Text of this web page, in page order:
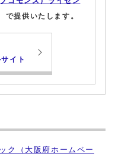
で提供いたします。
イト
ク（大阪府ホームペー